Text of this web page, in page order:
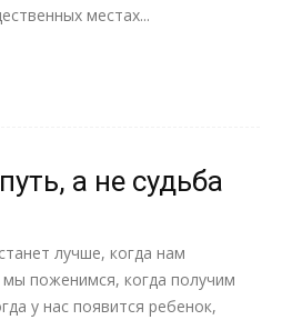
местах...
а не судьба
лучше, когда нам
мы поженимся, когда получим
у нас появится ребенок,